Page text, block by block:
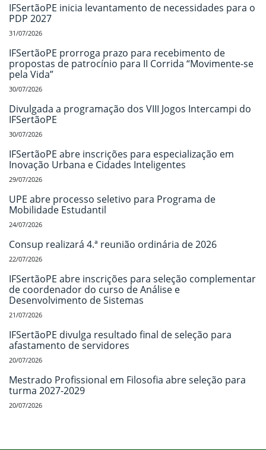
IFSertãoPE inicia levantamento de necessidades para o
PDP 2027
31/07/2026
IFSertãoPE prorroga prazo para recebimento de
propostas de patrocínio para II Corrida “Movimente-se
pela Vida”
30/07/2026
Divulgada a programação dos VIII Jogos Intercampi do
IFSertãoPE
30/07/2026
IFSertãoPE abre inscrições para especialização em
Inovação Urbana e Cidades Inteligentes
29/07/2026
UPE abre processo seletivo para Programa de
Mobilidade Estudantil
24/07/2026
Consup realizará 4.ª reunião ordinária de 2026
22/07/2026
IFSertãoPE abre inscrições para seleção complementar
de coordenador do curso de Análise e
Desenvolvimento de Sistemas
21/07/2026
IFSertãoPE divulga resultado final de seleção para
afastamento de servidores
20/07/2026
Mestrado Profissional em Filosofia abre seleção para
turma 2027-2029
20/07/2026